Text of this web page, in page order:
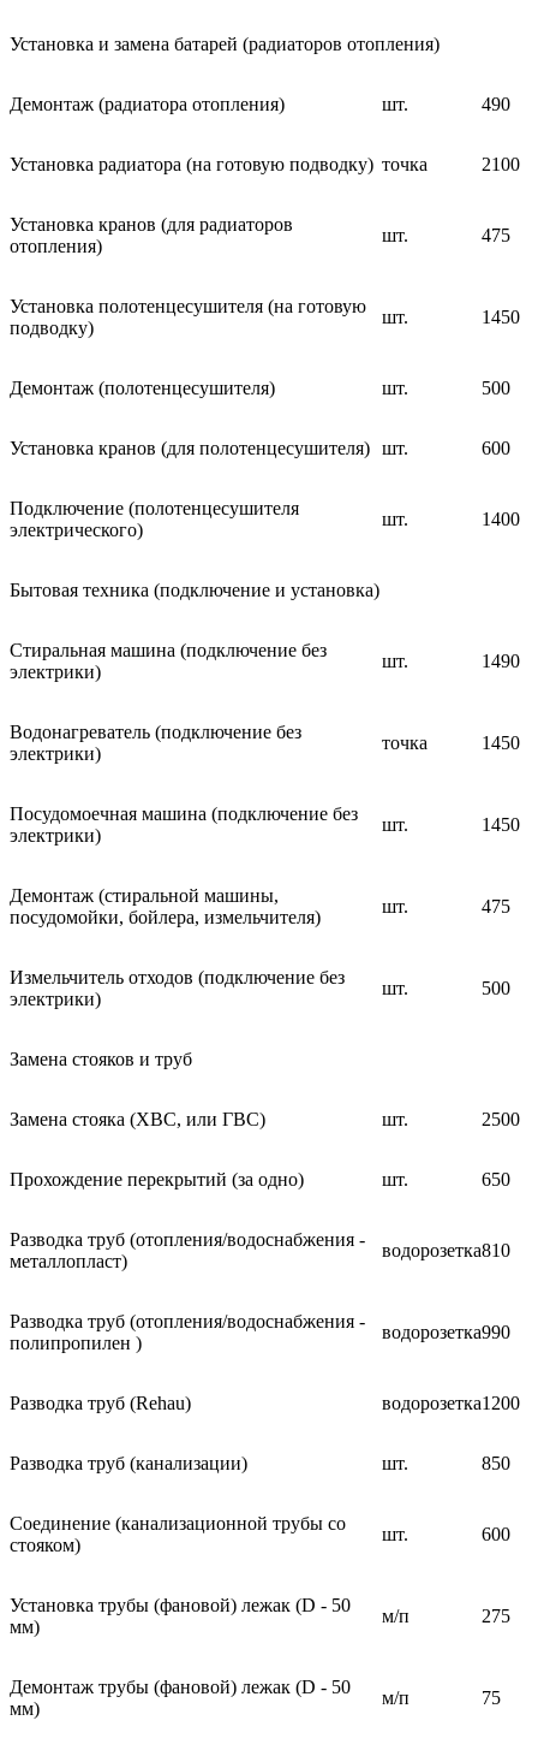
Установка и замена батарей (радиаторов отопления)
Демонтаж (радиатора отопления) шт. 490
Установка радиатора (на готовую подводку) точка 2100
Установка кранов (для радиаторов
отопления)
шт. 475
Установка полотенцесушителя (на готовую
подводку)
шт. 1450
Демонтаж (полотенцесушителя) шт. 500
Установка кранов (для полотенцесушителя) шт. 600
Подключение (полотенцесушителя
электрического)
шт. 1400
Бытовая техника (подключение и установка)
Стиральная машина (подключение без
электрики)
шт. 1490
Водонагреватель (подключение без
электрики)
точка 1450
Посудомоечная машина (подключение без
электрики)
шт. 1450
Демонтаж (стиральной машины,
посудомойки, бойлера, измельчителя)
шт. 475
Измельчитель отходов (подключение без
электрики)
шт. 500
Замена стояков и труб
Замена стояка (ХВС, или ГВС) шт. 2500
Прохождение перекрытий (за одно) шт. 650
Разводка труб (отопления/водоснабжения -
металлопласт)
водорозетка810
Разводка труб (отопления/водоснабжения -
полипропилен )
водорозетка990
Разводка труб (Rehau) водорозетка1200
Разводка труб (канализации) шт. 850
Соединение (канализационной трубы со
стояком)
шт. 600
Установка трубы (фановой) лежак (D - 50
мм)
м/п 275
Демонтаж трубы (фановой) лежак (D - 50
мм)
м/п 75